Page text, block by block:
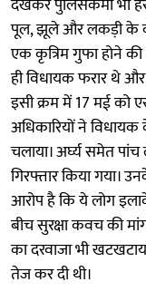
पूल, झूले और लकड़ी के
एक कृत्रिम गुफा होने
ही विधायक फरार थे
इसी क्रम में 17 मई को
अधिकारियों ने
चलाया। अर्घ्य समेत
गिरफ्तार किया गया।
आरोप है कि ये लोग
बीच सुरक्षा कवच की
का दरवाजा भी
तेज कर दी थी।